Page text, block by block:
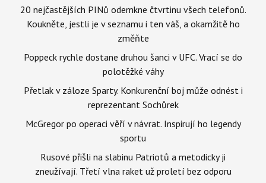
20 nejčastějších PINů odemkne čtvrtinu všech telefonů.
Koukněte, jestli je v seznamu i ten váš, a okamžitě ho
změňte
Poppeck rychle dostane druhou šanci v UFC. Vrací se do
polotěžké váhy
Přetlak v záloze Sparty. Konkurenční boj může odnést i
reprezentant Sochůrek
McGregor po operaci věří v návrat. Inspirují ho legendy
sportu
Rusové přišli na slabinu Patriotů a metodicky ji
zneužívají. Třetí vlna raket už proletí bez odporu